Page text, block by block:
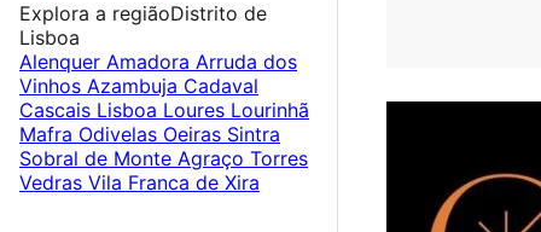
Explora a regiãoDistrito de
Lisboa
Alenquer Amadora Arruda dos
Vinhos Azambuja Cadaval
Cascais Lisboa Loures Lourinhã
Mafra Odivelas Oeiras Sintra
Sobral de Monte Agraço Torres
Vedras Vila Franca de Xira